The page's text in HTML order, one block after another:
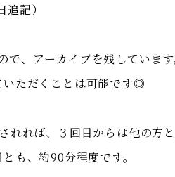
記）
で、アーカイブを残していま
いただくことは可能です◎
れれば、３回目からは他の方
も、約90分程度です。